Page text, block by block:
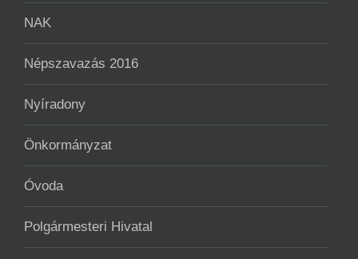
NAK
Népszavazás 2016
Nyíradony
Önkormányzat
Óvoda
Polgármesteri Hivatal